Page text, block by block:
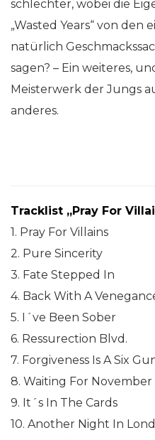
schlechter, wobei die
„Wasted Years“ von den
natürlich
sagen? – Ein weiteres,
Meisterwerk der Jungs
anderes.
Tracklist „Pray For
1. Pray For Villains
2. Pure Sincerity
3. Fate Stepped In
4. Back With A
5. I´ve Been Sober
6. Ressurection Blvd.
7. Forgiveness Is A Six
8. Waiting For November
9. It´s In The Cards
10. Another Night In